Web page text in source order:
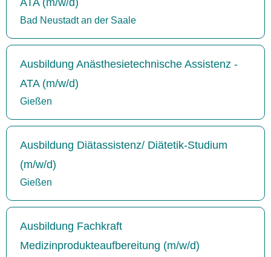
Bad Neustadt an der Saale
Ausbildung Anästhesietechnische Assistenz -
ATA (m/w/d)
Gießen
Ausbildung Diätassistenz/ Diätetik-Studium
(m/w/d)
Gießen
Ausbildung Fachkraft
Medizinprodukteaufbereitung (m/w/d)